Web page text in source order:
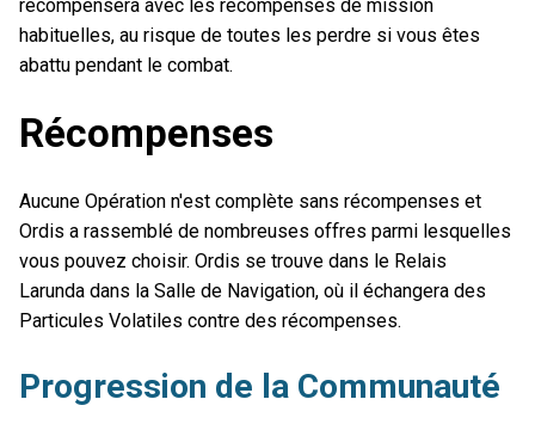
récompensera avec les récompenses de mission
habituelles, au risque de toutes les perdre si vous êtes
abattu pendant le combat.
Récompenses
Aucune Opération n'est complète sans récompenses et
Ordis a rassemblé de nombreuses offres parmi lesquelles
vous pouvez choisir. Ordis se trouve dans le Relais
Larunda dans la Salle de Navigation, où il échangera des
Particules Volatiles contre des récompenses.
Progression de la Communauté